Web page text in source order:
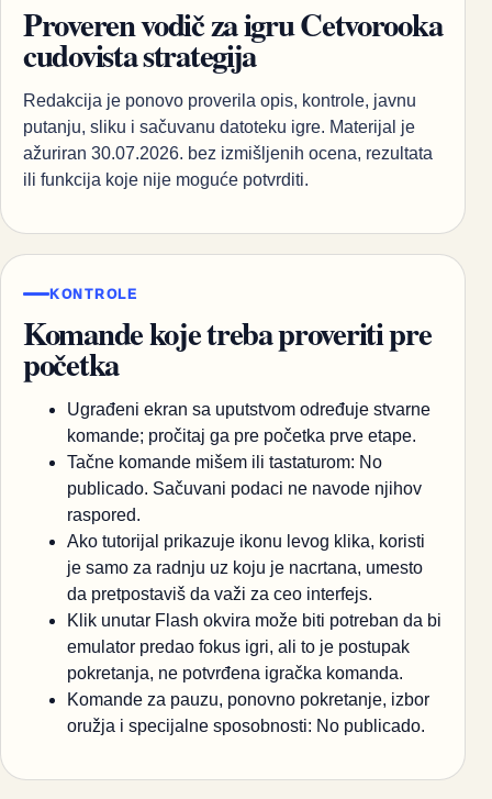
Proveren vodič za igru Cetvorooka
cudovista strategija
Redakcija je ponovo proverila opis, kontrole, javnu
putanju, sliku i sačuvanu datoteku igre. Materijal je
ažuriran 30.07.2026. bez izmišljenih ocena, rezultata
ili funkcija koje nije moguće potvrditi.
KONTROLE
Komande koje treba proveriti pre
početka
Ugrađeni ekran sa uputstvom određuje stvarne
komande; pročitaj ga pre početka prve etape.
Tačne komande mišem ili tastaturom: No
publicado. Sačuvani podaci ne navode njihov
raspored.
Ako tutorijal prikazuje ikonu levog klika, koristi
je samo za radnju uz koju je nacrtana, umesto
da pretpostaviš da važi za ceo interfejs.
Klik unutar Flash okvira može biti potreban da bi
emulator predao fokus igri, ali to je postupak
pokretanja, ne potvrđena igračka komanda.
Komande za pauzu, ponovno pokretanje, izbor
oružja i specijalne sposobnosti: No publicado.